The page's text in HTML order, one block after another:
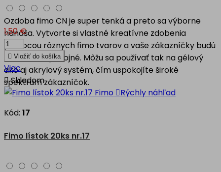
Ozdoba fimo CN je super tenká a preto sa výborne
nanáša. Vytvorte si vlastné kreatívne zdobenia
pomocou rôznych fimo tvarov a vaše zákazníčky budú
nad mieru spokojné. Môžu sa používať tak na gélový
ako aj akrylový systém, čím uspokojíte široké
spektrum zákazníčok.
1,50 €
 Vložiť do košíka
Viac
Skladom
Rýchly náhľad
Kód: 17
Fimo lístok 20ks nr.17